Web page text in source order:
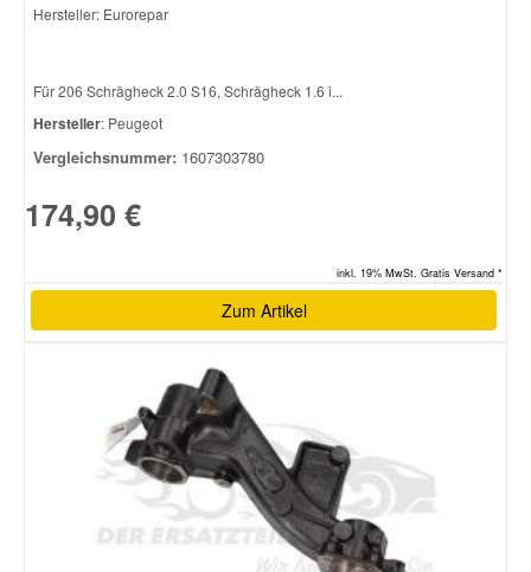
Hersteller: Eurorepar
Für 206 Schrägheck 2.0 S16, Schrägheck 1.6 i...
Hersteller: Peugeot
Vergleichsnummer: 1607303780
174,90 €
inkl. 19% MwSt. Gratis Versand *
Zum Artikel